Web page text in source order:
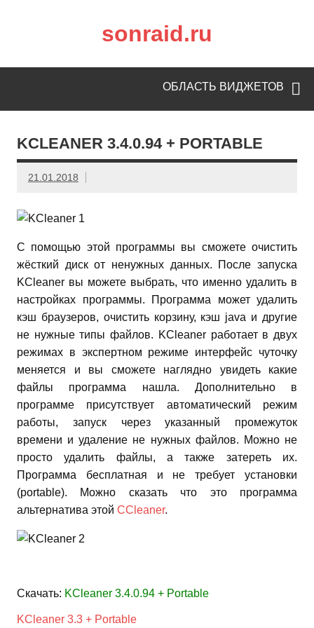
sonraid.ru
ОБЛАСТЬ ВИДЖЕТОВ
KCLEANER 3.4.0.94 + PORTABLE
21.01.2018
С помощью этой программы вы сможете очистить
жёсткий диск от ненужных данных. После запуска
KCleaner вы можете выбрать, что именно удалить в
настройках программы. Программа может удалить
кэш браузеров, очистить корзину, кэш java и другие
не нужные типы файлов. KCleaner работает в двух
режимах в экспертном режиме интерфейс чуточку
меняется и вы сможете наглядно увидеть какие
файлы программа нашла. Дополнительно в
программе присутствует автоматический режим
работы, запуск через указанный промежуток
времени и удаление не нужных файлов. Можно не
просто удалить файлы, а также затереть их.
Программа бесплатная и не требует установки
(portable). Можно сказать что это программа
альтернатива этой CCleaner.
Скачать: KCleaner 3.4.0.94 + Portable
KCleaner 3.3 + Portable